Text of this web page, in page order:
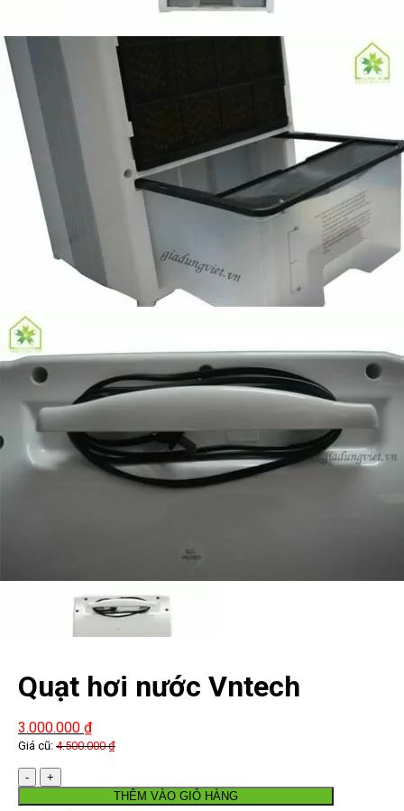
Quạt hơi nước Vntech
3.000.000 ₫
Giá cũ: 4.500.000₫
Số
lượng
THÊM VÀO GIỎ HÀNG